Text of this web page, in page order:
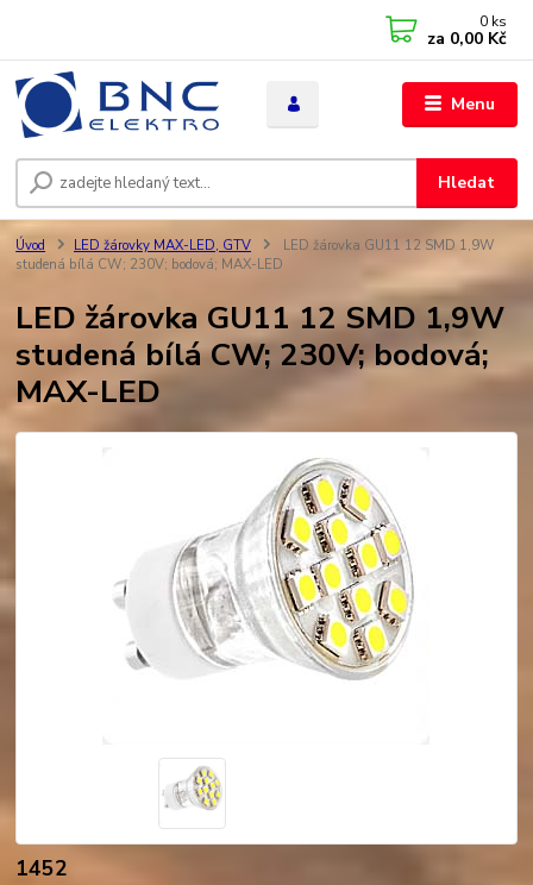
Menu
Hledat
0 ks
za 0,00 Kč
Úvod LED žárovky MAX-LED, GTV
LED žárovka GU11 12 SMD 1,9W
studená bílá CW; 230V; bodová; MAX-LED
LED žárovka GU11 12 SMD 1,9W
studená bílá CW; 230V; bodová;
MAX-LED
1452